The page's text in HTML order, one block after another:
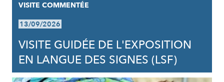
VISITE COMMENTÉE
13/09/2026
VISITE GUIDÉE DE L'EXPOSITION
EN LANGUE DES SIGNES (LSF)